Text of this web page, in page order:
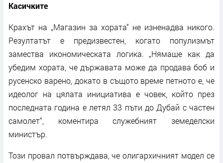
Касичките
Крахът на „Магазин за хората“ не изненадва никого.
Резултатът е предизвестен, когато популизмът
замества икономическата логика. „Нямаше как да
убедим хората, че държавата може да продава боб и
русенско варено, докато в същото време петното е, че
идеолог на цялата инициатива е човек, който през
последната година е летял 33 пъти до Дубай с частен
самолет“, коментира служебният земеделски
министър.
Този провал потвърждава, че олигархичният модел се